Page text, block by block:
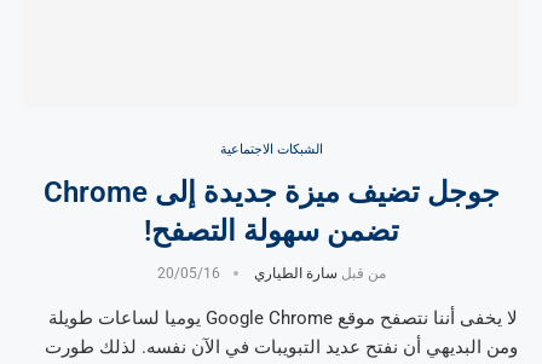
الشبكات الاجتماعية
جوجل تضيف ميزة جديدة إلى Chrome
تضمن سهولة التصفح!
من قبل سارة الطياري 20/05/16
لا يخفى أننا نتصفح موقع Google Chrome يوميا لساعات طويلة
ومن البديهي أن نفتح عديد التبويبات في الآن نفسه. لذلك طورت